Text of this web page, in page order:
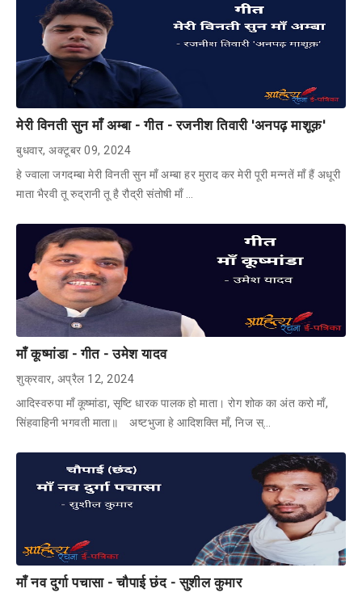
मेरी विनती सुन माँ अम्बा - गीत - रजनीश तिवारी 'अनपढ़ माशूक़'
बुधवार, अक्टूबर 09, 2024
हे ज्वाला जगदम्बा मेरी विनती सुन माँ अम्बा हर मुराद कर मेरी पूरी मन्नतें माँ हैं अधूरी
माता भैरवी तू रुद्रानी तू है रौद्री संतोषी माँ …
माँ कूष्मांडा - गीत - उमेश यादव
शुक्रवार, अप्रैल 12, 2024
आदिस्वरुपा माँ कूष्मांडा, सृष्टि धारक पालक हो माता। रोग शोक का अंत करो माँ,
सिंहवाहिनी भगवती माता॥ अष्टभुजा हे आदिशक्ति माँ, निज स्…
माँ नव दुर्गा पचासा - चौपाई छंद - सुशील कुमार